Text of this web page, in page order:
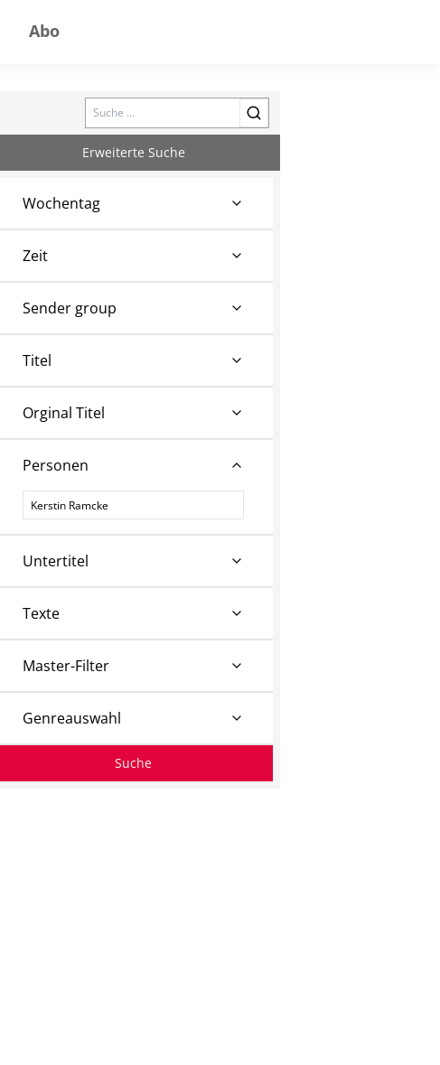
Abo
Search
Erweiterte Suche
Wochentag
Zeit
Sender group
Titel
Orginal Titel
Personen
Personen
Untertitel
Texte
Master-Filter
Genreauswahl
Suche